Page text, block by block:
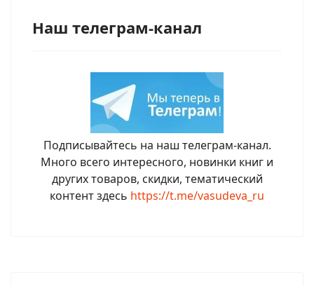
Наш телеграм-канал
Подписывайтесь на наш телеграм-канал.
Много всего интересного, новинки книг и
других товаров, скидки, тематический
контент здесь https://t.me/vasudeva_ru